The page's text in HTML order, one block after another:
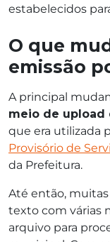
estabelecidos
O que
emissão
A principal
meio de upload
que era utilizada
Provisório de
da Prefeitura.
Até então,
texto com várias
arquivo para